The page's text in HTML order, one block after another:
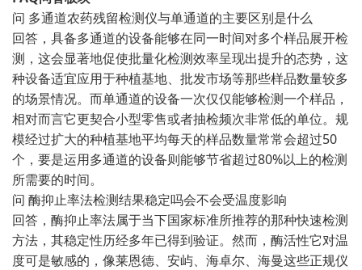
问 多通道农药残留检测仪与单通道的主要区别是什么
回答，具备多通道的设备能够在同一时间对多个样品展开检
测，这会显著地促使批量化检测效率呈现出提升的态势，这
种设备适宜应用于种植基地、批发市场等那些样品数量较多
的场景情况。而单通道的设备一次仅仅能够检测一个样品，
相对而言它更契合小型零售或者抽检频次非常低的单位。规
模经过扩大的种植基地平均每天的样品数量常常会超过50
个，要是运用多通道的设备则能够节省超过80%以上的检测
所需要的时间。
问 酶抑止率法检测结果稳定吗会不会受温度影响
回答，酶抑止率法属于当下国家标准所推荐的那种快速检测
方法，其稳定性历经多年已得到验证。然而，酶活性它对温
度可是敏感的，像莱恩德、安屿、海卓尔、海曼这些正规仪